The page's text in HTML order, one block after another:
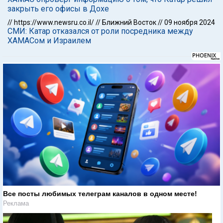
закрыть его офисы в Дохе
// https://www.newsru.co.il/// Ближний Восток//09 ноября 2024
СМИ: Катар отказался от роли посредника между
ХАМАСом и Израилем
Все посты любимых телеграм каналов в одном месте!
Реклама